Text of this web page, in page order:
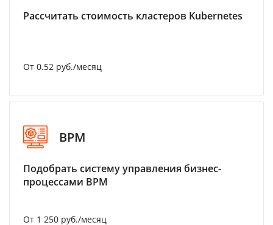
Рассчитать стоимость кластеров Kubernetes
От 0.52 руб./месяц
BPM
Подобрать систему управления бизнес-
процессами BPM
От 1 250 руб./месяц